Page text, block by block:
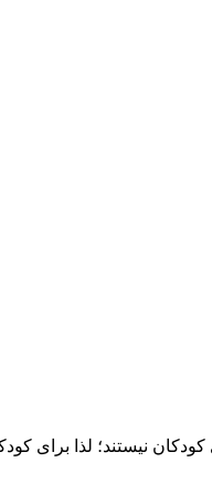
نیستند؛ لذا برای